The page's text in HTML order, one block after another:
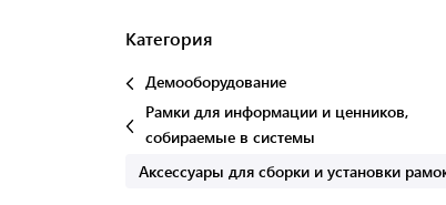
Категория
Демооборудование
Рамки для информации и ценников,
собираемые в системы
Аксессуары для сборки и установки